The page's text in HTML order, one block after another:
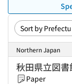
Northern Japan
秋田県立図書
Paper